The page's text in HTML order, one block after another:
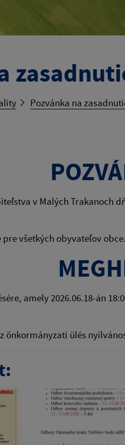
Pozvánka na
v Malých Trakanoch
všetkých obyvateľov obce.
amely 2026.06.18-án
önkormányzati ülés